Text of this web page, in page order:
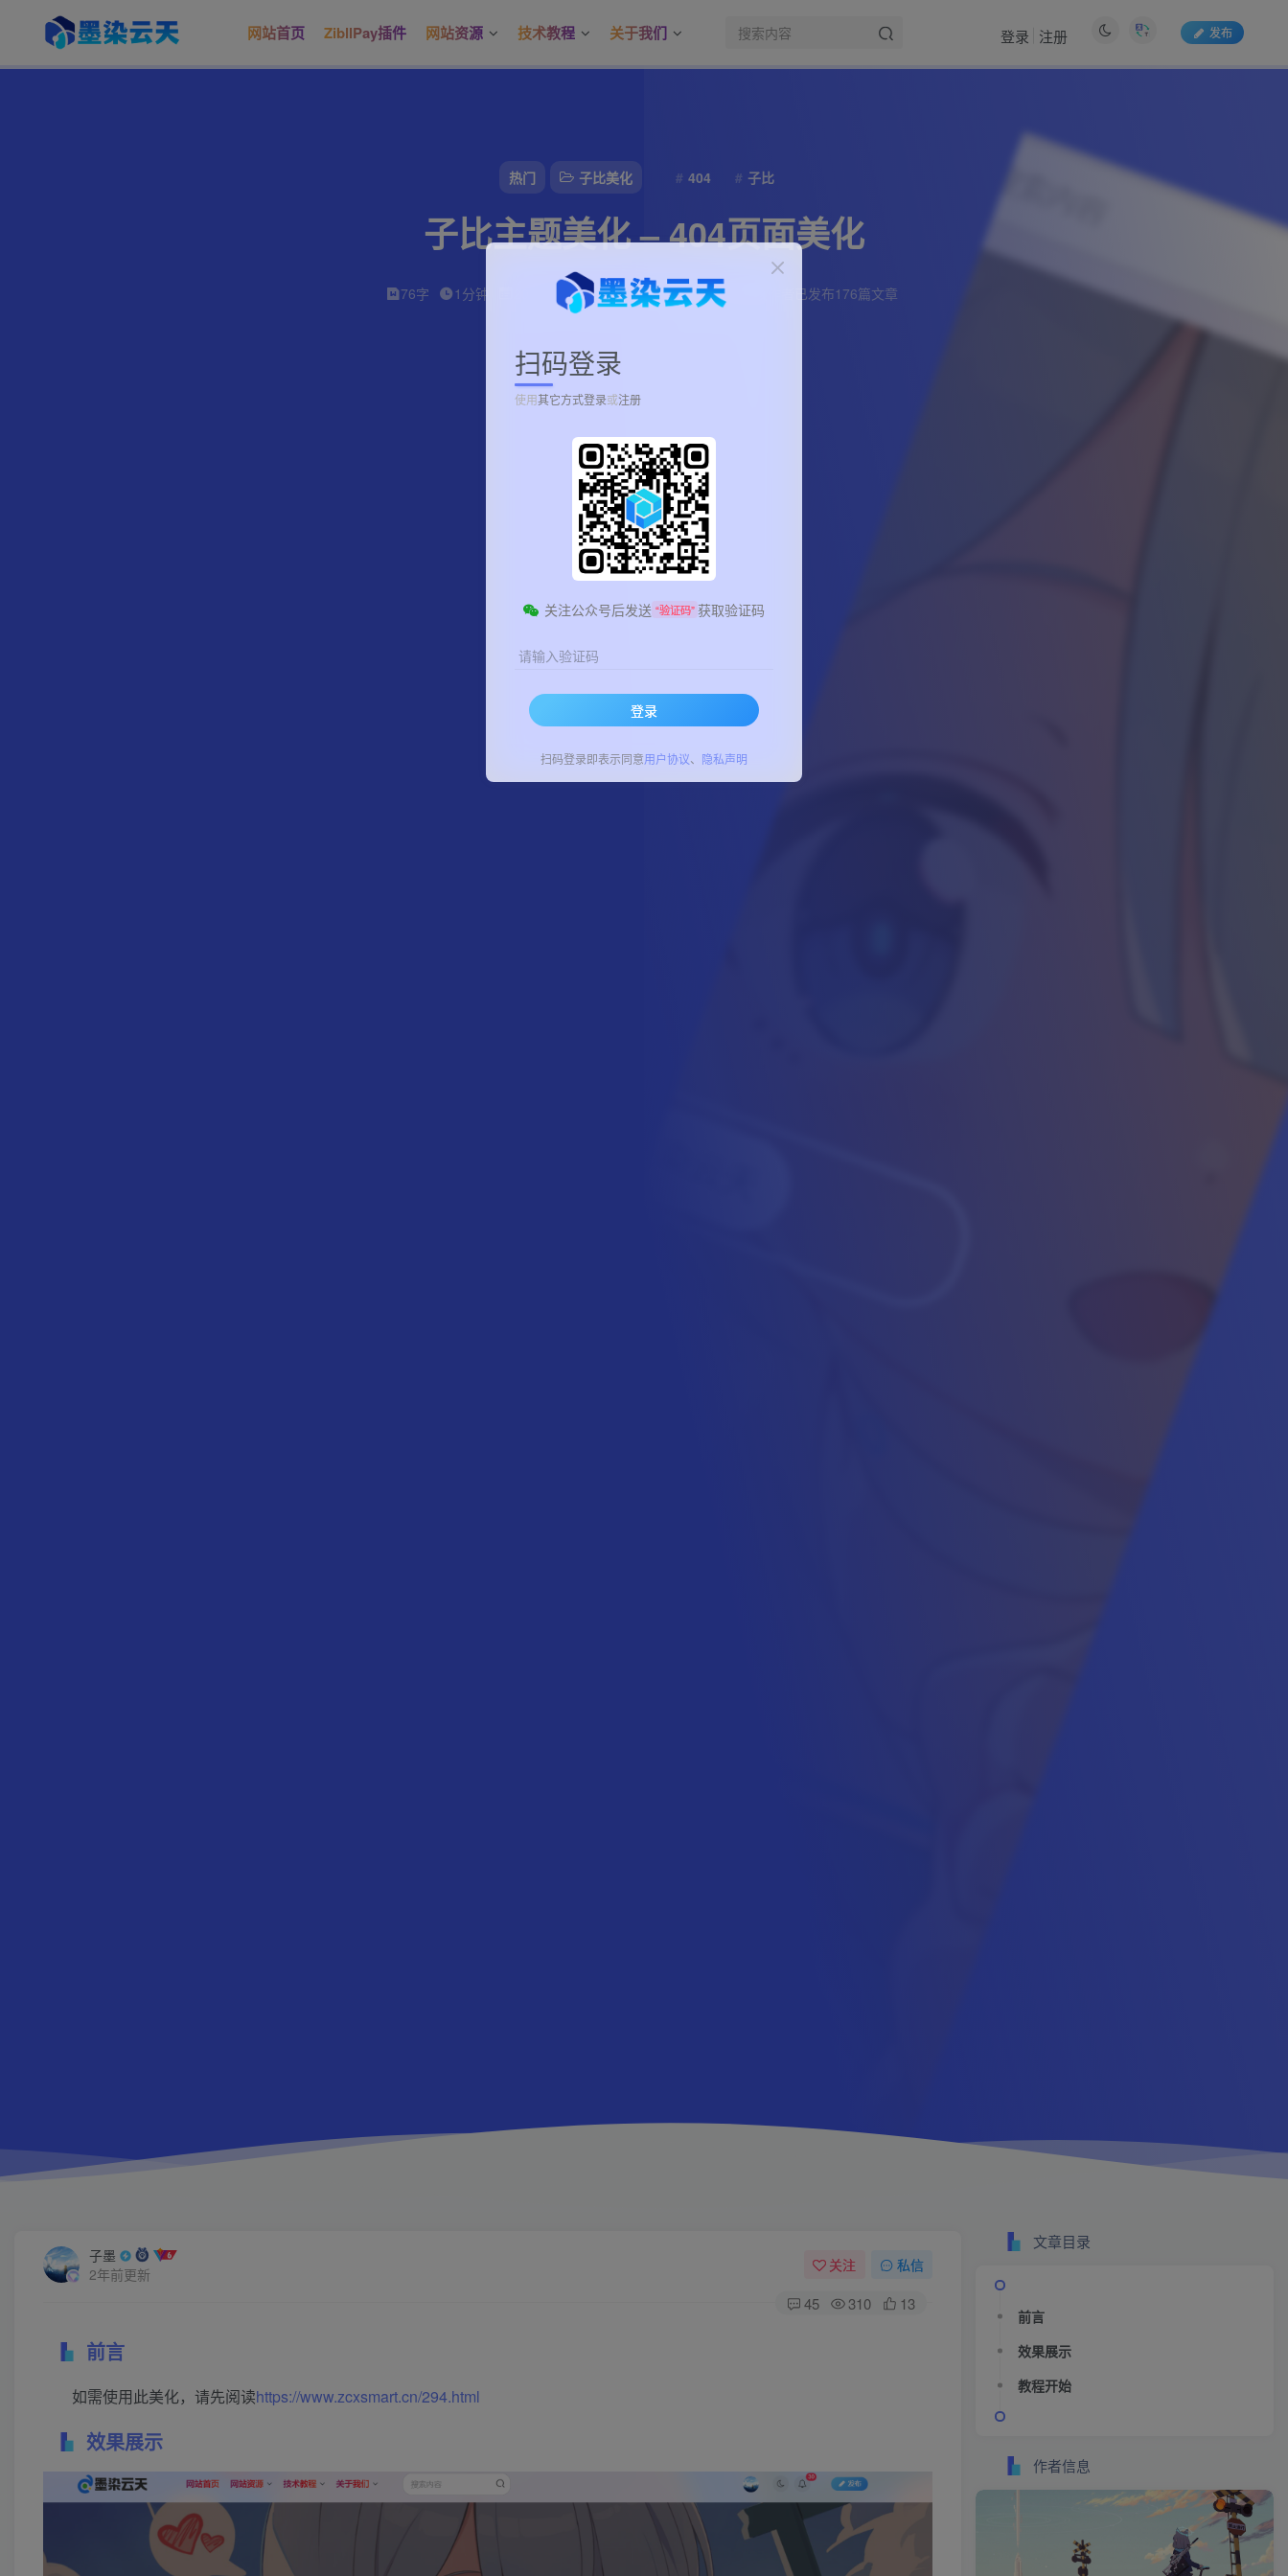
热门 子比美化 404 子比
子比主题美化 – 404页面美化
76字 1分钟 2024-08-19 子墨 310 45 该作者已发布176篇文章
网站首页 ZibllPay插件 网站资源 技术教程 关于我们 发布
登录 注册
子墨
2年前更新
关注 私信
45 310 13
前言
如需使用此美化，请先阅读https://www.zcxsmart.cn/294.html
效果展示
文章目录
前言
效果展示
教程开始
作者信息
扫码登录
使用其它方式登录或注册
关注公众号后发送 “验证码” 获取验证码
请输入验证码
登录
扫码登录即表示同意用户协议、 隐私声明